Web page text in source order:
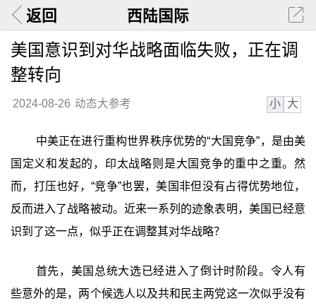
返回 西陆国际
美国意识到对华战略面临失败，正在调
整转向
2024-08-26 动态大参考 小 大
中美正在进行重构世界秩序优势的“大国竞争”，是由美
国定义和发起的，印太战略则是大国竞争的重中之重。然
而，打压也好，“竞争”也罢，美国非但没有占得优势地位，
反而进入了战略被动。近来一系列的迹象表明，美国已经意
识到了这一点，似乎正在调整其对华战略？
首先，美国总统大选已经进入了倒计时阶段。令人有
些意外的是，两个候选人以及共和民主两党这一次似乎没有